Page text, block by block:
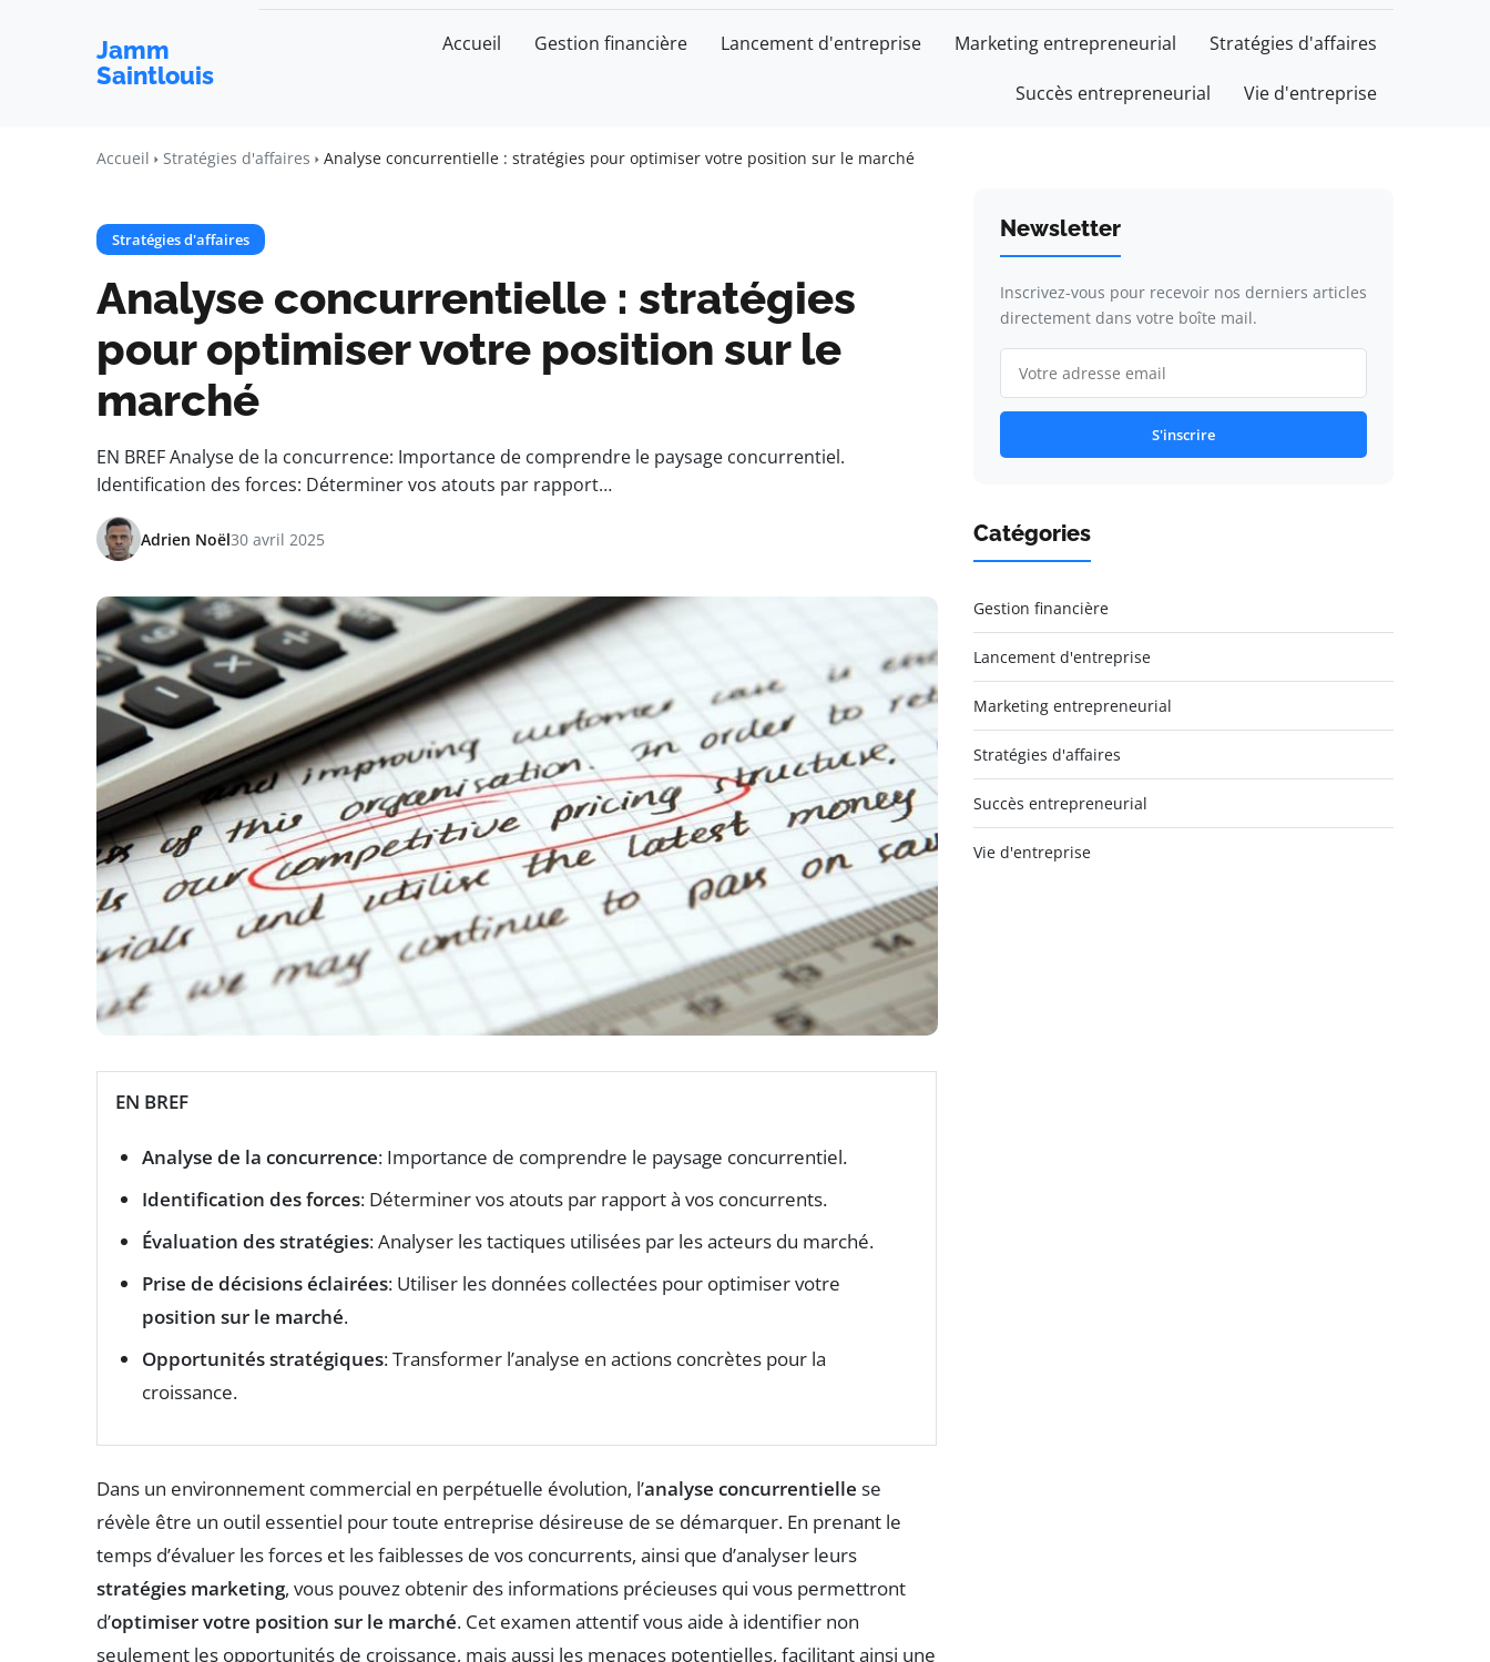
Jamm
Saintlouis
Accueil Gestion financière Lancement d'entreprise Marketing entrepreneurial Stratégies d'affaires
Succès entrepreneurial Vie d'entreprise
Accueil Stratégies d'affaires Analyse concurrentielle : stratégies pour optimiser votre position sur le marché
Stratégies d'affaires
Analyse concurrentielle : stratégies
pour optimiser votre position sur le
marché
EN BREF Analyse de la concurrence: Importance de comprendre le paysage concurrentiel.
Identification des forces: Déterminer vos atouts par rapport…
Adrien Noël30 avril 2025
EN BREF
Analyse de la concurrence: Importance de comprendre le paysage concurrentiel.
Identification des forces: Déterminer vos atouts par rapport à vos concurrents.
Évaluation des stratégies: Analyser les tactiques utilisées par les acteurs du marché.
Prise de décisions éclairées: Utiliser les données collectées pour optimiser votre
position sur le marché.
Opportunités stratégiques: Transformer l’analyse en actions concrètes pour la
croissance.
Dans un environnement commercial en perpétuelle évolution, l’analyse concurrentielle se
révèle être un outil essentiel pour toute entreprise désireuse de se démarquer. En prenant le
temps d’évaluer les forces et les faiblesses de vos concurrents, ainsi que d’analyser leurs
stratégies marketing, vous pouvez obtenir des informations précieuses qui vous permettront
d’optimiser votre position sur le marché. Cet examen attentif vous aide à identifier non
seulement les opportunités de croissance, mais aussi les menaces potentielles, facilitant ainsi une
Newsletter
Inscrivez-vous pour recevoir nos derniers articles
directement dans votre boîte mail.
S'inscrire
Catégories
Gestion financière
Lancement d'entreprise
Marketing entrepreneurial
Stratégies d'affaires
Succès entrepreneurial
Vie d'entreprise